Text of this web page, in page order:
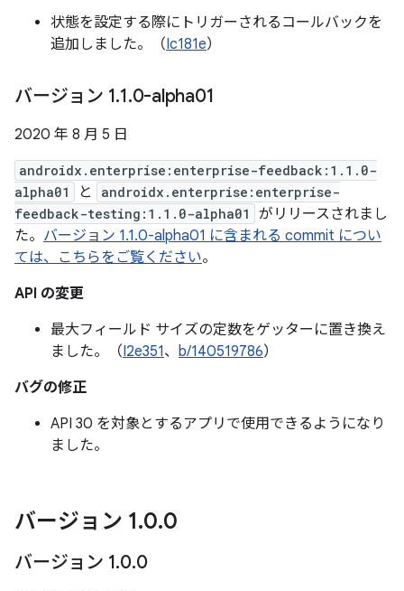
状態を設定する際にトリガーされるコールバックを
追加しました。（Ic181e）
バージョン 1.1.0-alpha01
2020 年 8 月 5 日
androidx.enterprise:enterprise-feedback:1.1.0-
alpha01
と
androidx.enterprise:enterprise-
feedback-testing:1.1.0-alpha01
がリリースされまし
た。 バージョン 1.1.0-alpha01 に含まれる commit につい
ては、こちらをご覧ください。
API の変更
最大フィールド サイズの定数をゲッターに置き換え
ました。（I2e351、 b/140519786）
バグの修正
API 30 を対象とするアプリで使用できるようになり
ました。
バージョン 1.0.0
バージョン 1.0.0